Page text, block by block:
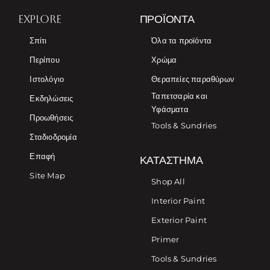
EXPLORE
Σπίτι
Περίπου
Ιστολόγιο
Εκδηλώσεις
Προωθήσεις
Σταδιοδρομία
Επαφή
Site Map
ΠΡΟΪΌΝΤΑ
Όλα τα προϊόντα
Χρώμα
Θεραπείες παραθύρων
Ταπετσαρία και
Υφάσματα
Tools & Sundries
ΚΑΤΆΣΤΗΜΑ
Shop All
Interior Paint
Exterior Paint
Primer
Tools & Sundries